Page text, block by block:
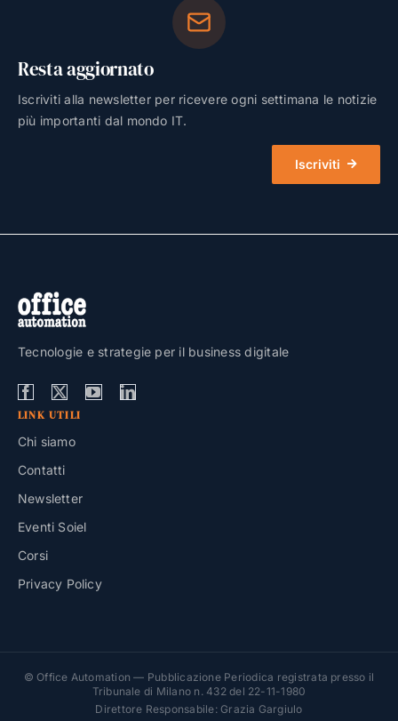
Resta aggiornato
Iscriviti alla newsletter per ricevere ogni settimana le notizie
più importanti dal mondo IT.
Iscriviti
Tecnologie e strategie per il business digitale
LINK UTILI
Chi siamo
Contatti
Newsletter
Eventi Soiel
Corsi
Privacy Policy
© Office Automation — Pubblicazione Periodica registrata presso il
Tribunale di Milano n. 432 del 22-11-1980
Direttore Responsabile: Grazia Gargiulo